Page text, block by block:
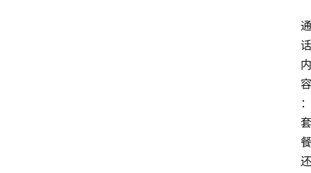
通
话
内
容
：
套
餐
还